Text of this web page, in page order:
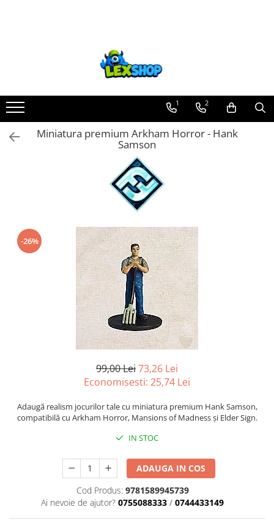
Board Games
Extensii boardgames
Card Games (jocuri cu carti)
Jocuri pentru toata familia
Party Games (jocuri de petrecere)
Smart Games
Puzzle-uri logice
Jocuri cu miniaturi
Miniaturi Arkham Horror
Miniaturi HEROCLIX
Accesorii pentru boardgames
Protectii carti (Sleeves)
Playmats
Deck Boxes/Cutii pentru carti
Portofolii/ Clasoare pentru carti
Carti de joc
1 2
Miniatura premium Arkham Horror - Hank
Samson
-26%
99,00 Lei73,26 Lei
Economisesti: 25,74 Lei
Adaugă realism jocurilor tale cu miniatura premium Hank Samson,
compatibilă cu Arkham Horror, Mansions of Madness și Elder Sign.
IN STOC
ADAUGA IN COS
Cod Produs: 9781589945739
Ai nevoie de ajutor? 0755088333 / 0744433149